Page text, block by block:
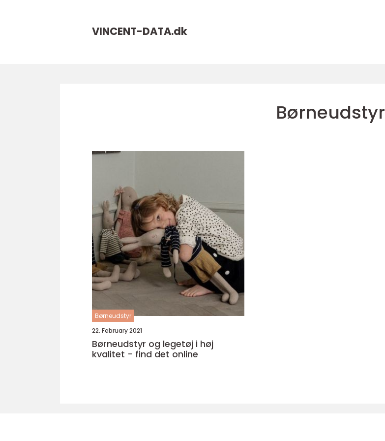
VINCENT-DATA.dk
Børneudstyr
Børneudstyr
22. February 2021
Børneudstyr og legetøj i høj
kvalitet - find det online